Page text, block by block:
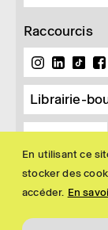
En utilisant ce
stocker des
accéder. En
Raccourcis
Librairie-
Newsletter